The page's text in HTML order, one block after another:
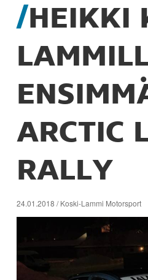
HEIKKI
ARCTIC
RALLY
24.01.2018 / Koski-Lammi Motorsport